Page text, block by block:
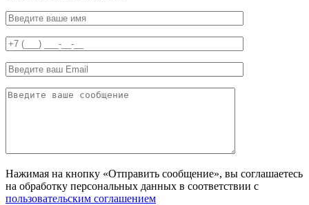
Нажимая на кнопку «Отправить сообщение», вы соглашаетесь
на обработку персональных данных в соответствии с
пользовательским соглашением